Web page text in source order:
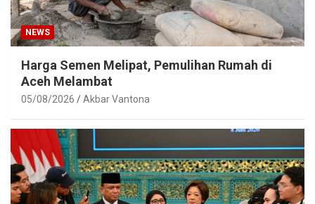
NEWS
Harga Semen Melipat, Pemulihan Rumah di
Aceh Melambat
05/08/2026 Akbar Vantona